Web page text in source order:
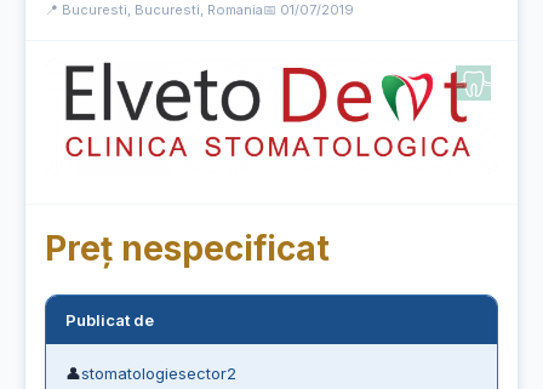
📍 Bucuresti, Bucuresti, Romania📅 01/07/2019
Preț nespecificat
Publicat de
👤stomatologiesector2